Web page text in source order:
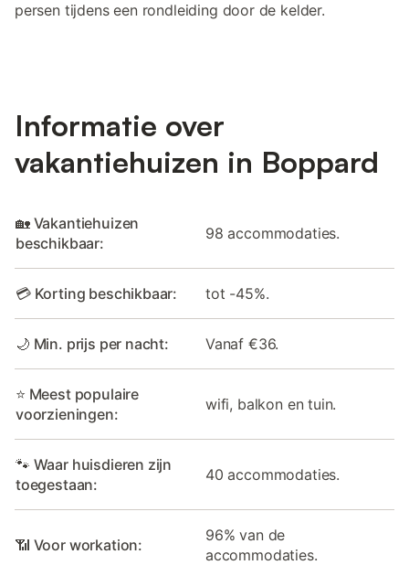
persen tijdens een rondleiding door de kelder.
Informatie over
vakantiehuizen in Boppard
🏡 Vakantiehuizen
beschikbaar:
98 accommodaties.
💳 Korting beschikbaar: tot -45%.
🌙 Min. prijs per nacht: Vanaf €36.
⭐ Meest populaire
voorzieningen:
wifi, balkon en tuin.
🐾 Waar huisdieren zijn
toegestaan:
40 accommodaties.
📶 Voor workation:
96% van de
accommodaties.